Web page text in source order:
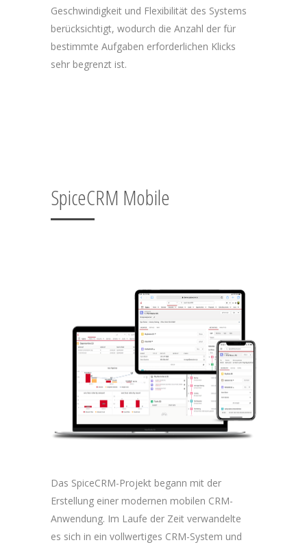
Geschwindigkeit und Flexibilität des Systems
berücksichtigt, wodurch die Anzahl der für
bestimmte Aufgaben erforderlichen Klicks
sehr begrenzt ist.
SpiceCRM Mobile
Das SpiceCRM-Projekt begann mit der
Erstellung einer modernen mobilen CRM-
Anwendung. Im Laufe der Zeit verwandelte
es sich in ein vollwertiges CRM-System und